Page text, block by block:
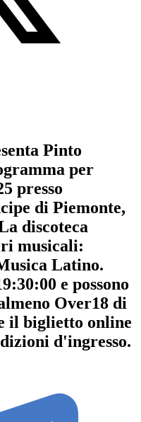
Pinto
per
presso
di Piemonte,
discoteca
musicali:
Latino.
e possono
Over18 di
il biglietto online
d'ingresso.